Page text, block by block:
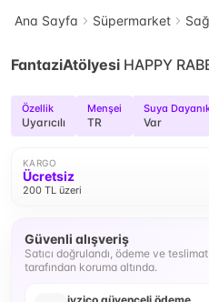
Ana Sayfa Süpermarket
FantaziAtölyesi HAPPY
Özellik
Uyarıcılı
Menşei
TR
Suya
Var
KARGO
Ücretsiz
200 TL üzeri
Güvenli alışveriş
Satıcı doğrulandı, ödeme ve
tarafından koruma altında.